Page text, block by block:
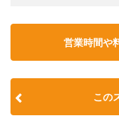
営業時間や
この